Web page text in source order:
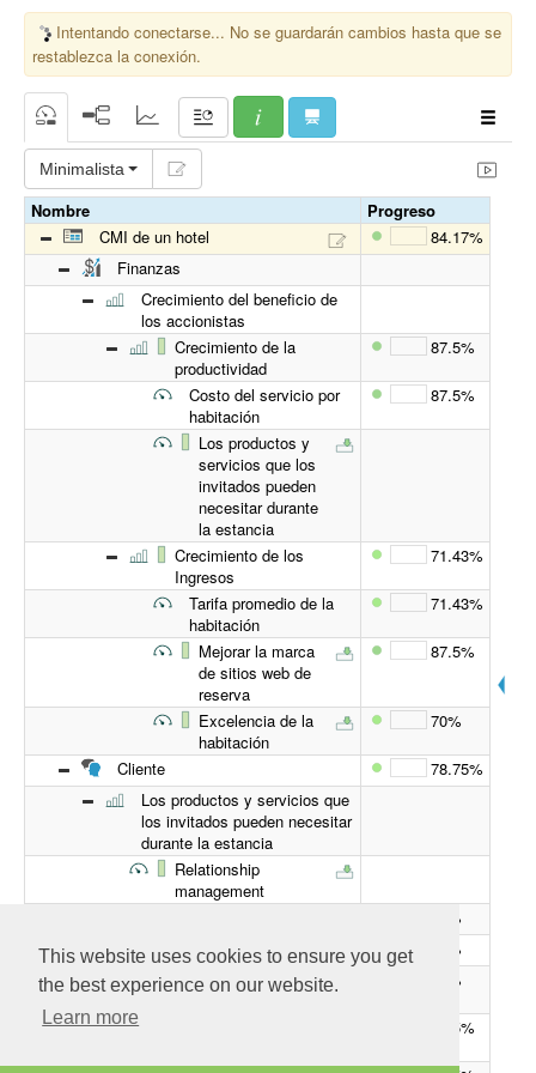
This website uses cookies to ensure you get
the best experience on our website.
Learn more
Intentando conectarse... No se guardarán cambios hasta que se
restablezca la conexión.
Minimalista
Nombre
Progreso
CMI de un hotel
84.17%
Finanzas
Crecimiento del beneficio de
los accionistas
Crecimiento de la
productividad
87.5%
Costo del servicio por
habitación
87.5%
Los productos y
servicios que los
invitados pueden
necesitar durante
la estancia
Crecimiento de los
Ingresos
71.43%
Tarifa promedio de la
habitación
71.43%
Mejorar la marca
de sitios web de
reserva
87.5%
Excelencia de la
habitación
70%
Cliente
78.75%
Los productos y servicios que
los invitados pueden necesitar
durante la estancia
Relationship
management
70%
Encuesta de expertos, %
70%
Modificar habitaciones
90%
87.5%